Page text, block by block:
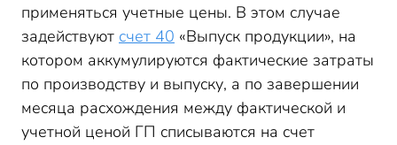
применяться учетные цены. В этом случае
задействуют счет 40 «Выпуск продукции», на
котором аккумулируются фактические затраты
по производству и выпуску, а по завершении
месяца расхождения между фактической и
учетной ценой ГП списываются на счет